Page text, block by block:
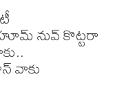
నువ్ కొట్టరా
వాకు